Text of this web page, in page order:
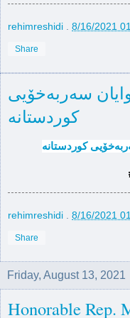
rehimreshidi . 8/16/2021
Share
سه‌ربه‌خۆیی
rehimreshidi 8/16/2021
Share
Friday, August 13, 2021
Honorable Rep.